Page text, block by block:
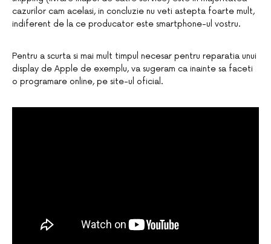
cazurilor cam acelasi, in concluzie nu veti astepta foarte mult,
indiferent de la ce producator este smartphone-ul vostru.
Pentru a scurta si mai mult timpul necesar pentru reparatia unui
display de Apple de exemplu, va sugeram ca inainte sa faceti
o programare online, pe site-ul oficial.